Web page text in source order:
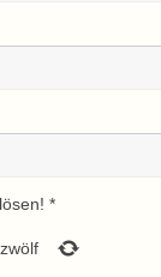
*
zwölf